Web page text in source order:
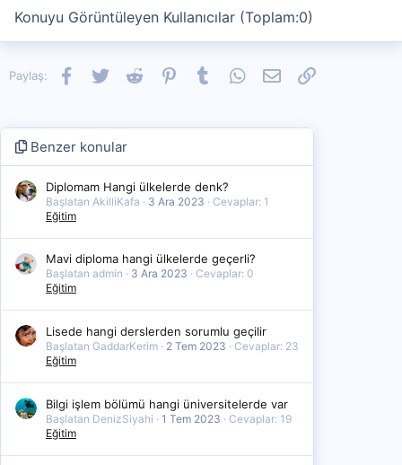
Konuyu Görüntüleyen Kullanıcılar (Toplam:0)
Paylaş: Facebook
TwitterReddit PinterestTumblrWhatsApp
E-postaLink
Benzer konular
Diplomam Hangi ülkelerde denk?
Başlatan AkilliKafa 3 Ara 2023
Cevaplar: 1
Eğitim
Mavi diploma hangi ülkelerde geçerli?
Başlatan admin 3 Ara 2023
Cevaplar: 0
Eğitim
Lisede hangi derslerden sorumlu geçilir
Başlatan GaddarKerim 2 Tem 2023
Cevaplar: 23
Eğitim
Bilgi işlem bölümü hangi üniversitelerde var
Başlatan DenizSiyahi 1 Tem 2023
Cevaplar: 19
Eğitim